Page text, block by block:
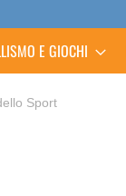
E GIOCHI
Sport